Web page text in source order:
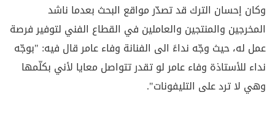
وكان إحسان الترك قد تصدّر مواقع البحث بعدما ناشد
المخرجين والمنتجين والعاملين في القطاع الفني لتوفير فرصة
عمل له، حيث وجّه نداءً الى الفنانة وفاء عامر قال فيه: "بوجّه
نداء للأستاذة وفاء عامر لو تقدر تتواصل معايا لأني بكلّمها
وهي لا ترد على التليفونات".